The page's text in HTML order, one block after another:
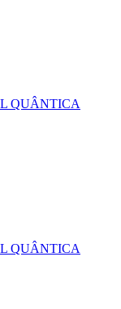
QUÂNTICA
QUÂNTICA